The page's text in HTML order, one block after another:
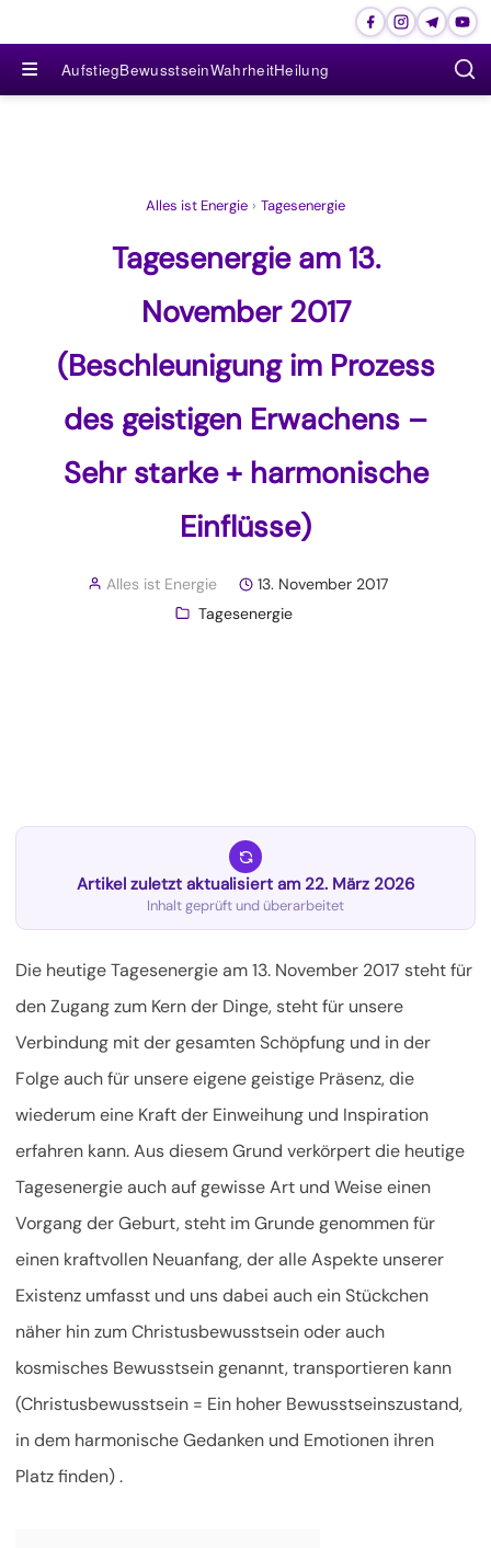
≡ AufstiegBewusstseinWahrheitHeilung
Alles ist Energie › Tagesenergie
Tagesenergie am 13.
November 2017
(Beschleunigung im Prozess
des geistigen Erwachens –
Sehr starke + harmonische
Einflüsse)
Alles ist Energie
13. November 2017
Tagesenergie
Artikel zuletzt aktualisiert am 22. März 2026
Inhalt geprüft und überarbeitet
Die heutige Tagesenergie am 13. November 2017 steht für
den Zugang zum Kern der Dinge, steht für unsere
Verbindung mit der gesamten Schöpfung und in der
Folge auch für unsere eigene geistige Präsenz, die
wiederum eine Kraft der Einweihung und Inspiration
erfahren kann. Aus diesem Grund verkörpert die heutige
Tagesenergie auch auf gewisse Art und Weise einen
Vorgang der Geburt, steht im Grunde genommen für
einen kraftvollen Neuanfang, der alle Aspekte unserer
Existenz umfasst und uns dabei auch ein Stückchen
näher hin zum Christusbewusstsein oder auch
kosmisches Bewusstsein genannt, transportieren kann
(Christusbewusstsein = Ein hoher Bewusstseinszustand,
in dem harmonische Gedanken und Emotionen ihren
Platz finden) .